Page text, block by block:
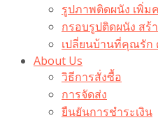
รูปภาพติดผนัง เพิ่
กรอบรูปติดผนัง สร้
เปลี่ยนบ้านที่คุณรัก
About Us
วิธีการสั่งซื้อ
การจัดส่ง
ยืนยันการชำระเงิน